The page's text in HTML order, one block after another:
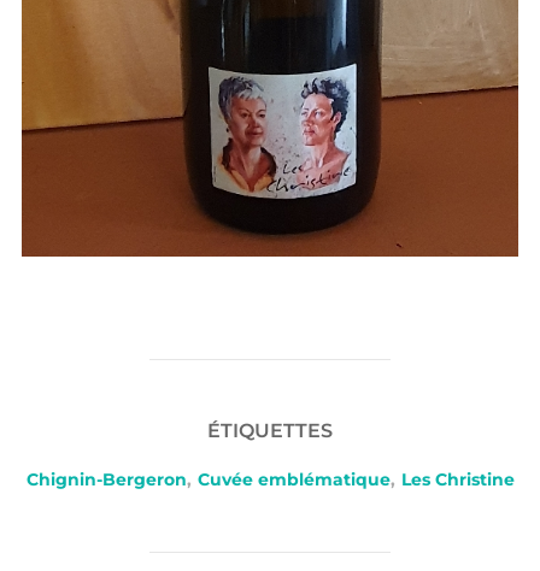
ÉTIQUETTES
Chignin-Bergeron, Cuvée emblématique, Les Christine